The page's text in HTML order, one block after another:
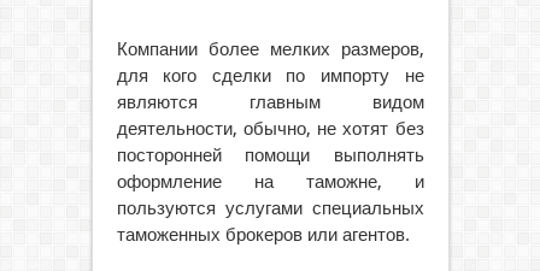
Компании более мелких размеров,
для кого сделки по импорту не
являются главным видом
деятельности, обычно, не хотят без
посторонней помощи выполнять
оформление на таможне, и
пользуются услугами специальных
таможенных брокеров или агентов.